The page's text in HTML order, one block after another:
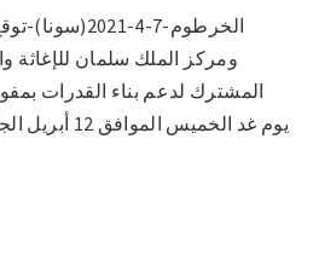
الخرطوم-7-4-
ومركز الملك سلمان للإغاثة
المشترك لدعم بناء القدرات
يوم غد الخميس